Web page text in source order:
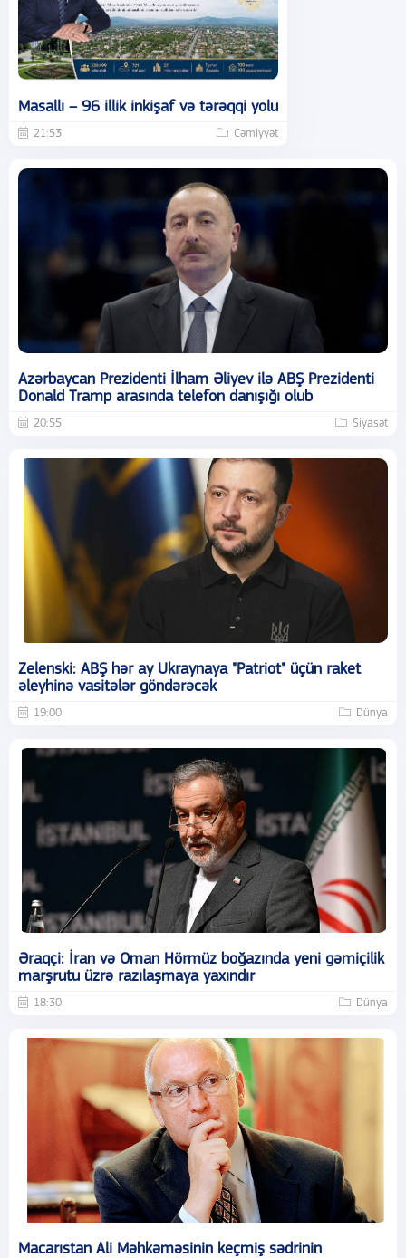
Masallı – 96 illik inkişaf və tərəqqi yolu
21:53 Cəmiyyət
Azərbaycan Prezidenti İlham Əliyev ilə ABŞ Prezidenti
Donald Tramp arasında telefon danışığı olub
20:55 Siyasət
Zelenski: ABŞ hər ay Ukraynaya "Patriot" üçün raket
əleyhinə vasitələr göndərəcək
19:00 Dünya
Əraqçi: İran və Oman Hörmüz boğazında yeni gəmiçilik
marşrutu üzrə razılaşmaya yaxındır
18:30 Dünya
Macarıstan Ali Məhkəməsinin keçmiş sədrinin